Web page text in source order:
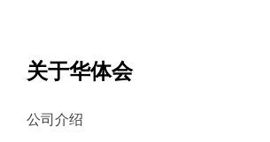
关于华体会
公司介绍